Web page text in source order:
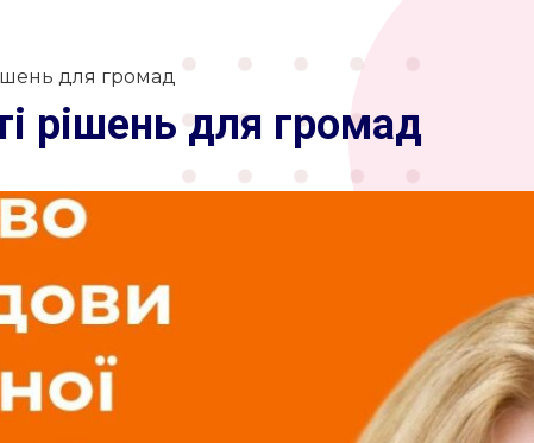
для громад
рішень для громад